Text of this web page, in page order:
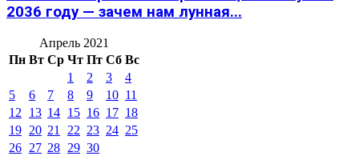
2036 году — зачем нам лунная...
Апрель 2021
Пн Вт Ср Чт Пт Сб Вс
1
2 3
4
5
6 7 8 9 10 11
12
13 14 15 16 17 18
19 20 21 22 23 24 25
26 27 28 29 30